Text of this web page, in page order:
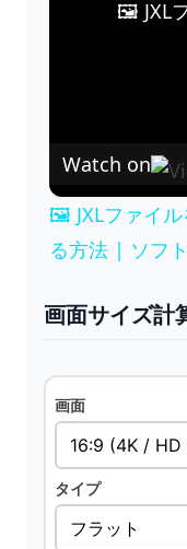
Watch on
🖼️ JXLファイ
る方法 | ソフ
画面サイズ計
画面
タイプ